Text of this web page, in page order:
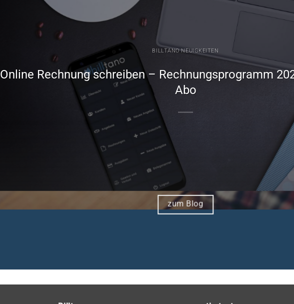
BILLTANO NEUIGKEITEN
Online Rechnung schreiben – Rechnungsprogramm
Abo
zum Blog